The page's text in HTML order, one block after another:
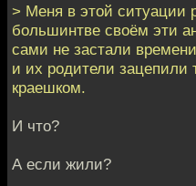
> Меня в этой ситуации
большинтве своём эти
сами не застали
и их родители зацепили
краешком.
И что?
А если жили?